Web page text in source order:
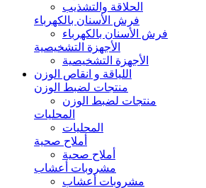
الحلاقة والتشذيب
فرش الأسنان بالكهرباء
فرش الأسنان بالكهرباء
الأجهزة التشخيصية
الأجهزة التشخيصية
اللياقة و انقاص الوزن
منتجات لضبط الوزن
منتجات لضبط الوزن
المحليات
المحليات
أملاح صحية
أملاح صحية
مشروبات أعشاب
مشروبات أعشاب